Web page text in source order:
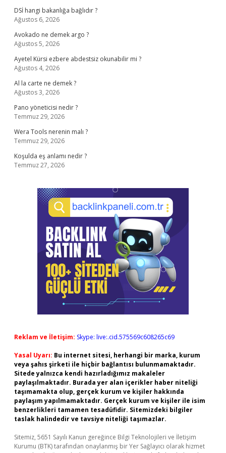
DSİ hangi bakanlığa bağlıdır ?
Ağustos 6, 2026
Avokado ne demek argo ?
Ağustos 5, 2026
Ayetel Kürsi ezbere abdestsiz okunabilir mi ?
Ağustos 4, 2026
Al la carte ne demek ?
Ağustos 3, 2026
Pano yöneticisi nedir ?
Temmuz 29, 2026
Wera Tools nerenin malı ?
Temmuz 29, 2026
Koşulda eş anlamı nedir ?
Temmuz 27, 2026
Reklam ve İletişim: Skype: live:.cid.575569c608265c69
Yasal Uyarı: Bu internet sitesi, herhangi bir marka, kurum
veya şahıs şirketi ile hiçbir bağlantısı bulunmamaktadır.
Sitede yalnızca kendi hazırladığımız makaleler
paylaşılmaktadır. Burada yer alan içerikler haber niteliği
taşımamakta olup, gerçek kurum ve kişiler hakkında
paylaşım yapılmamaktadır. Gerçek kurum ve kişiler ile isim
benzerlikleri tamamen tesadüfidir. Sitemizdeki bilgiler
taslak halindedir ve tavsiye niteliği taşımazlar.
Sitemiz, 5651 Sayılı Kanun gereğince Bilgi Teknolojileri ve İletişim
Kurumu (BTK) tarafından onaylanmış bir Yer Sağlayıcı olarak hizmet